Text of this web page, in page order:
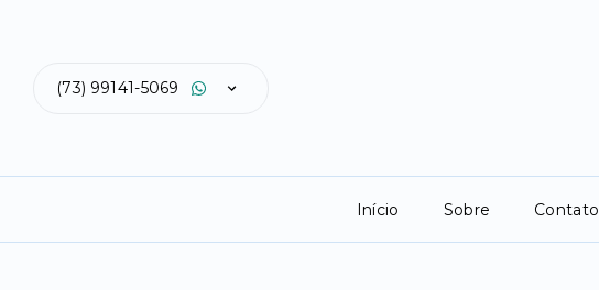
(73) 99141-5069
Início Sobre Contato